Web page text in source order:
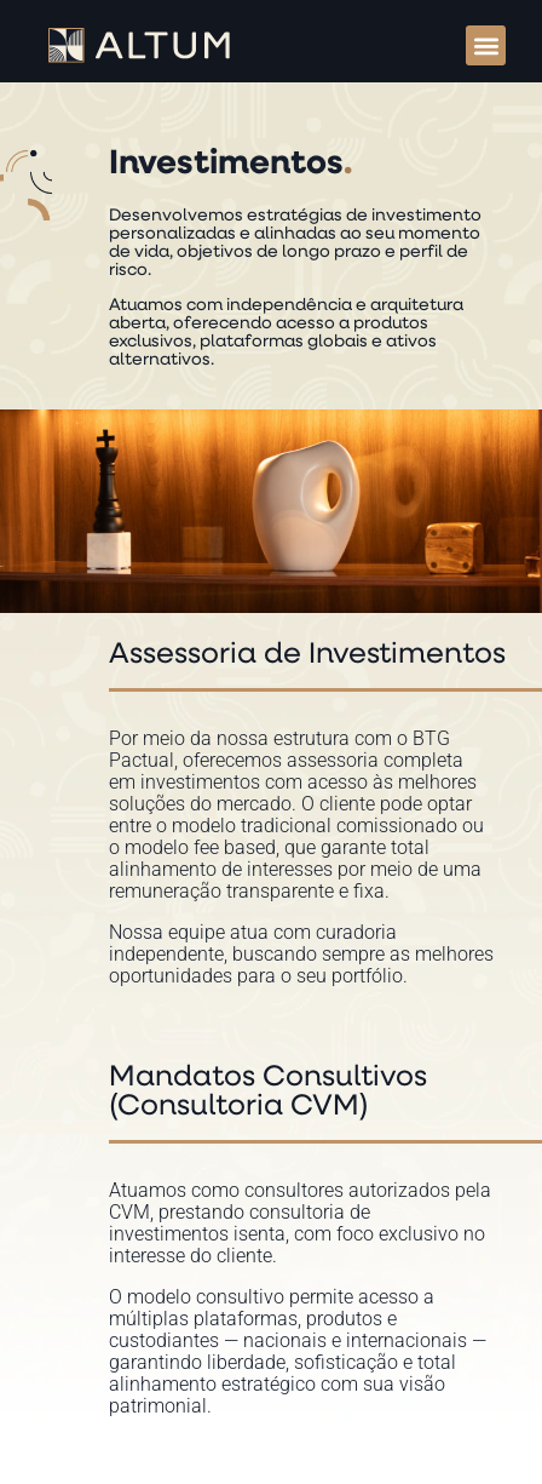
Investimentos.
Desenvolvemos estratégias de investimento
personalizadas e alinhadas ao seu momento
de vida, objetivos de longo prazo e perfil de
risco.
Atuamos com independência e arquitetura
aberta, oferecendo acesso a produtos
exclusivos, plataformas globais e ativos
alternativos.
Assessoria de Investimentos
Por meio da nossa estrutura com o BTG
Pactual, oferecemos assessoria completa
em investimentos com acesso às melhores
soluções do mercado. O cliente pode optar
entre o modelo tradicional comissionado ou
o modelo fee based, que garante total
alinhamento de interesses por meio de uma
remuneração transparente e fixa.
Nossa equipe atua com curadoria
independente, buscando sempre as melhores
oportunidades para o seu portfólio.
Mandatos Consultivos
(Consultoria CVM)
Atuamos como consultores autorizados pela
CVM, prestando consultoria de
investimentos isenta, com foco exclusivo no
interesse do cliente.
O modelo consultivo permite acesso a
múltiplas plataformas, produtos e
custodiantes — nacionais e internacionais —
garantindo liberdade, sofisticação e total
alinhamento estratégico com sua visão
patrimonial.